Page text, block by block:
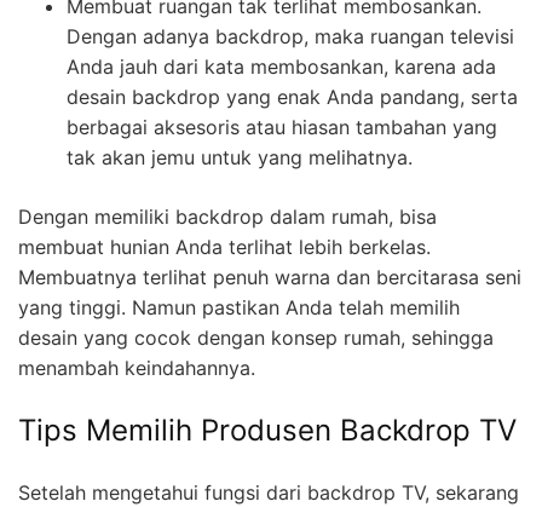
Membuat ruangan tak terlihat membosankan.
Dengan adanya backdrop, maka ruangan televisi
Anda jauh dari kata membosankan, karena ada
desain backdrop yang enak Anda pandang, serta
berbagai aksesoris atau hiasan tambahan yang
tak akan jemu untuk yang melihatnya.
Dengan memiliki backdrop dalam rumah, bisa
membuat hunian Anda terlihat lebih berkelas.
Membuatnya terlihat penuh warna dan bercitarasa seni
yang tinggi. Namun pastikan Anda telah memilih
desain yang cocok dengan konsep rumah, sehingga
menambah keindahannya.
Tips Memilih Produsen Backdrop TV
Setelah mengetahui fungsi dari backdrop TV, sekarang